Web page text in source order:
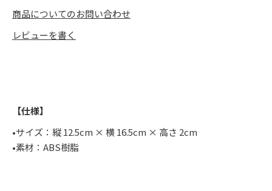
商品についてのお問い合わせ
レビューを書く
【仕様】
•サイズ：縦 12.5cm × 横 16.5cm × 高さ 2cm
•素材：ABS樹脂